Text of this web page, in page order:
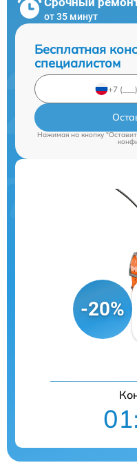
от 35 минут
Бесплатная
специалистом
Нажимая на кнопку
-20%